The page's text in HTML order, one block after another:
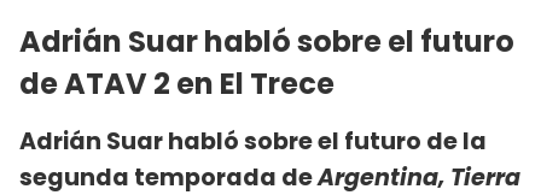
Adrián Suar habló sobre el futuro
de ATAV 2 en El Trece
Adrián Suar habló sobre el futuro de la
segunda temporada deArgentina, Tierra